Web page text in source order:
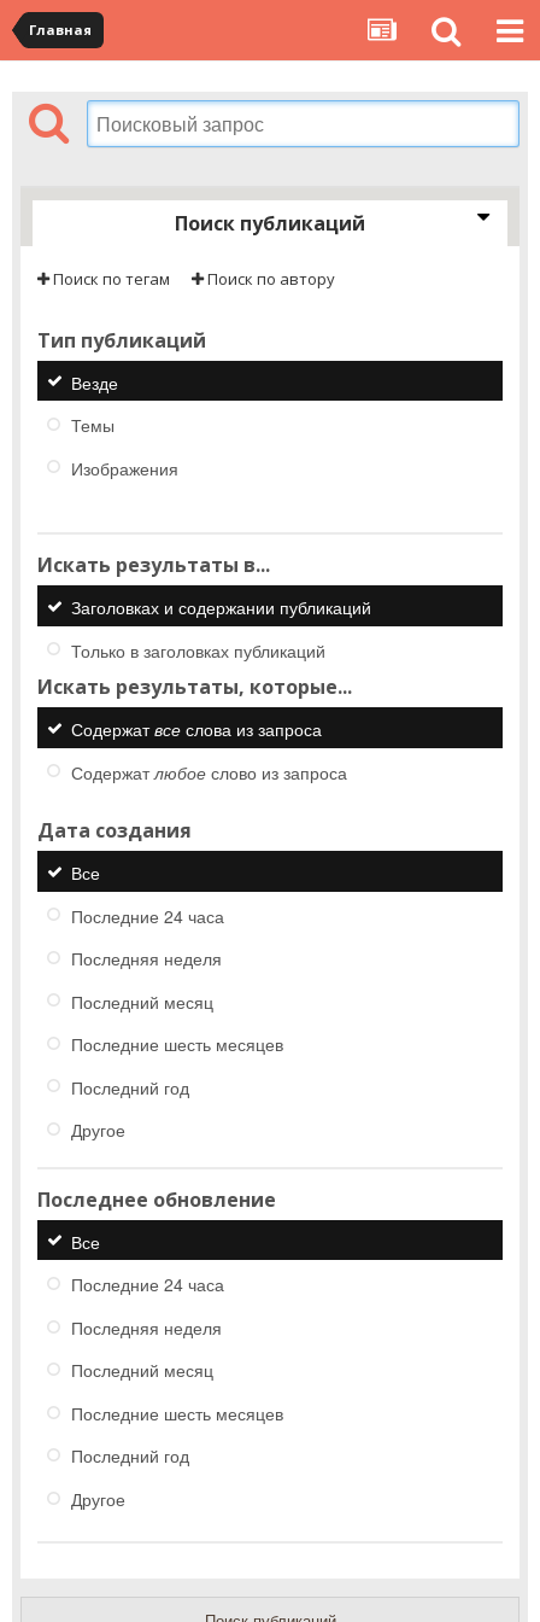
Главная
Поиск публикаций
Поиск по тегам Поиск по автору
Тип публикаций
Везде
Темы
Изображения
Искать результаты в...
Заголовках и содержании публикаций
Только в заголовках публикаций
Искать результаты, которые...
Содержатвсе слова из запроса
Содержатлюбое слово из запроса
Дата создания
Все
Последние 24 часа
Последняя неделя
Последний месяц
Последние шесть месяцев
Последний год
Другое
Последнее обновление
Все
Последние 24 часа
Последняя неделя
Последний месяц
Последние шесть месяцев
Последний год
Другое